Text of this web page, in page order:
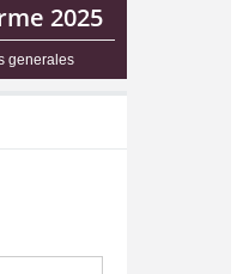
2025
generales